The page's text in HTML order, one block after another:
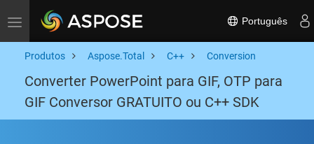
Toggle navigation Português
Produtos Aspose.Total C++ Conversion
Converter PowerPoint para GIF, OTP para
GIF Conversor GRATUITO ou C++ SDK